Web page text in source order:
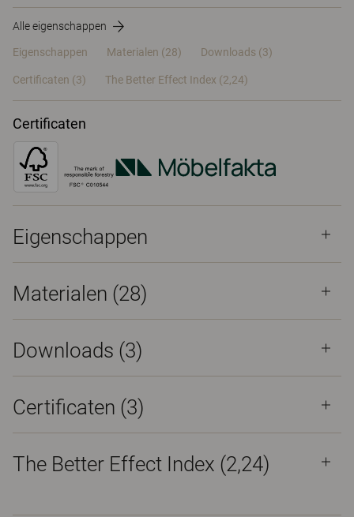
Alle eigenschappen
Eigenschappen Materialen (28) Downloads (3)
Certificaten (3) The Better Effect Index (2,24)
Certificaten
Eigenschappen
Materialen (28)
Downloads (3)
Certificaten (3)
The Better Effect Index (2,24)